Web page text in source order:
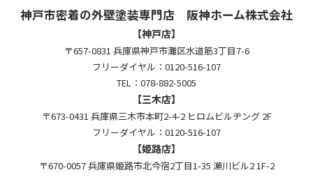
神戸市密着の外壁塗装専門店 阪神ホーム株式会社
【神戸店】
〒657-0831 兵庫県神戸市灘区水道筋3丁目7-6
フリーダイヤル：0120-516-107
TEL：078-882-5005
【三木店】
〒673-0431 兵庫県三木市本町2-4-2 ヒロムビルヂング 2F
フリーダイヤル：0120-516-107
【姫路店】
〒670-0057 兵庫県姫路市北今宿2丁目1-35 瀬川ビル2 1F-2